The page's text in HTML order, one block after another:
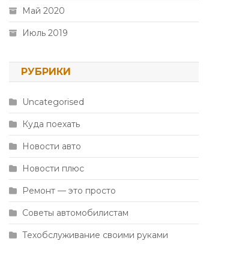
Май 2020
Июль 2019
РУБРИКИ
Uncategorised
Куда поехать
Новости авто
Новости плюс
Ремонт — это просто
Советы автомобилистам
Техобслуживание своими руками